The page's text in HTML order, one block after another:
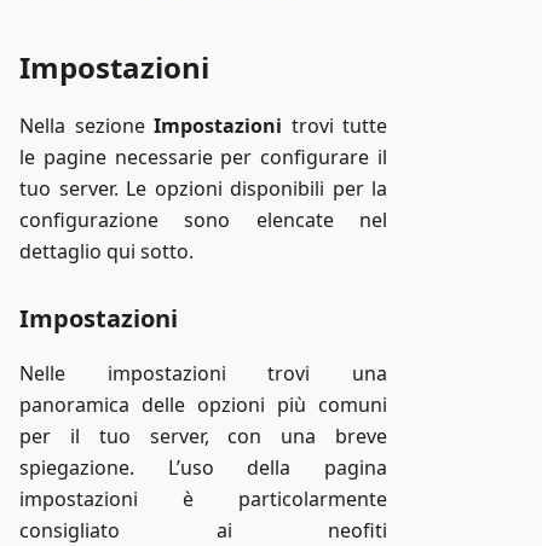
Impostazioni
Nella sezione Impostazioni trovi tutte
le pagine necessarie per configurare il
tuo server. Le opzioni disponibili per la
configurazione sono elencate nel
dettaglio qui sotto.
Impostazioni
Nelle impostazioni trovi una
panoramica delle opzioni più comuni
per il tuo server, con una breve
spiegazione. L’uso della pagina
impostazioni è particolarmente
consigliato ai neofiti